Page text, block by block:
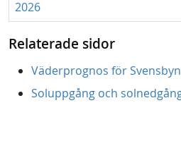
2026
Relaterade sidor
Väderprognos för Svensbyn
Soluppgång och